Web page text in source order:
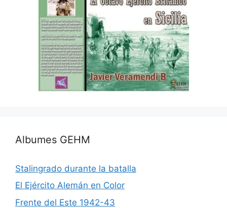
Albumes GEHM
Stalingrado durante la batalla
El Ejército Alemán en Color
Frente del Este 1942-43